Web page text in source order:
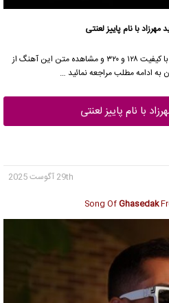
مهرزاد با نام پاییز لعنتی
جهت دانلود آهنگ پاییز لعنتی از مهرزاد با کیفیت ۱۲۸ و ۳۲۰ و مشاهده متن این آهنگ از
ادامه مطلب مراجعه نمائید …
با نام پاییز لعنتی
29th آگوست 2025
Song OfGhasedak